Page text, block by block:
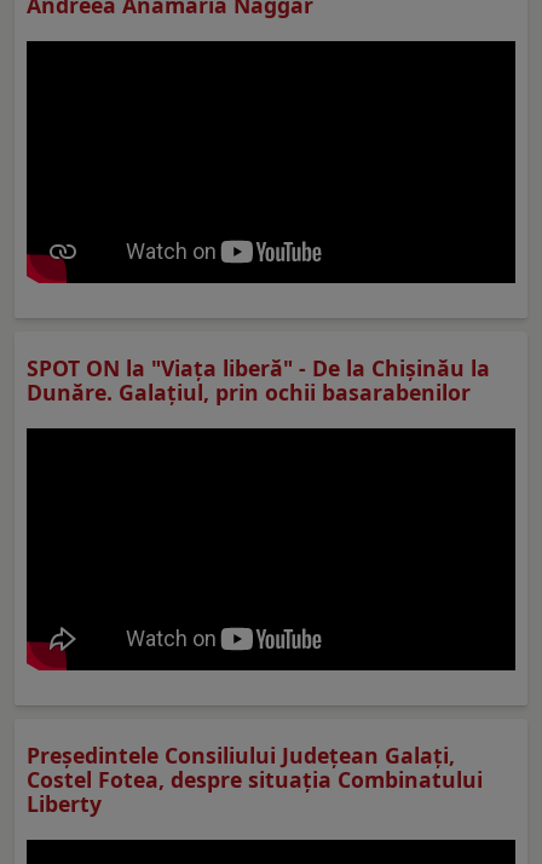
SPOT ON la "Viaţa liberă" - De la Chișinău la
Dunăre. Galațiul, prin ochii basarabenilor
Preşedintele Consiliului Judeţean Galaţi,
Costel Fotea, despre situaţia Combinatului
Liberty